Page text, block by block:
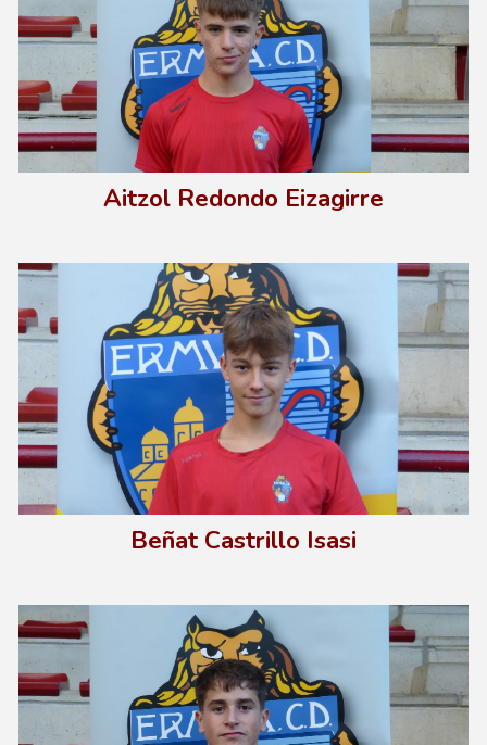
Aitzol Redondo Eizagirre
Beñat Castrillo Isasi